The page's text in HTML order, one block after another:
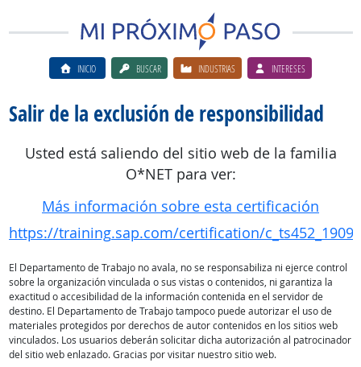
INICIO BUSCAR INDUSTRIAS INTERESES
Salir de la exclusión de responsibilidad
Usted está saliendo del sitio web de la familia
O*NET para ver:
Más información sobre esta certificación
https://training.sap.com/certification/
El Departamento de Trabajo no avala, no se responsabiliza ni ejerce control
sobre la organización vinculada o sus vistas o contenidos, ni garantiza la
exactitud o accesibilidad de la información contenida en el servidor de
destino. El Departamento de Trabajo tampoco puede autorizar el uso de
materiales protegidos por derechos de autor contenidos en los sitios web
vinculados. Los usuarios deberán solicitar dicha autorización al patrocinador
del sitio web enlazado. Gracias por visitar nuestro sitio web.